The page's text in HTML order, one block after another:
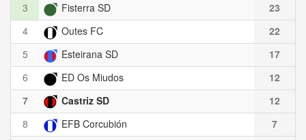
3
Fisterra SD
23
4
Outes FC
22
5
Esteirana SD
17
6
ED Os Miudos
12
7
Castriz SD
12
8
EFB Corcubión
7